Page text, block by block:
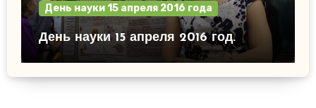
День науки 15 апреля 2016 года
День науки 15 апреля 2016 год.